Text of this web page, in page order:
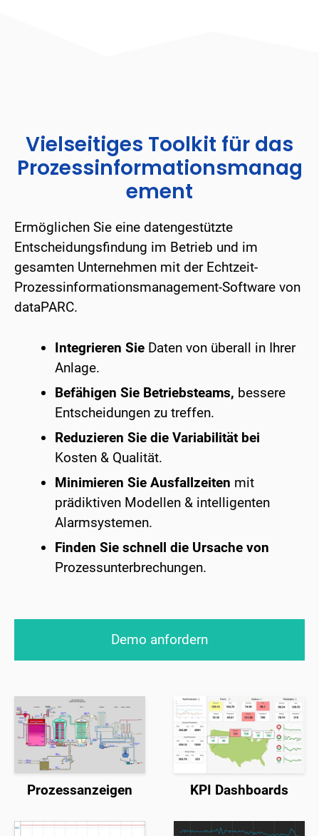
Prozessanzeigen KPI Dashboards
Vielseitiges Toolkit für das
Prozessinformationsmanag
ement
Ermöglichen Sie eine datengestützte
Entscheidungsfindung im Betrieb und im
gesamten Unternehmen mit der Echtzeit-
Prozessinformationsmanagement-Software von
dataPARC.
Integrieren Sie Daten von überall in Ihrer
Anlage.
Befähigen Sie Betriebsteams, bessere
Entscheidungen zu treffen.
Reduzieren Sie die Variabilität bei
Kosten & Qualität.
Minimieren Sie Ausfallzeiten mit
prädiktiven Modellen & intelligenten
Alarmsystemen.
Finden Sie schnell die Ursache von
Prozessunterbrechungen.
Demo anfordern